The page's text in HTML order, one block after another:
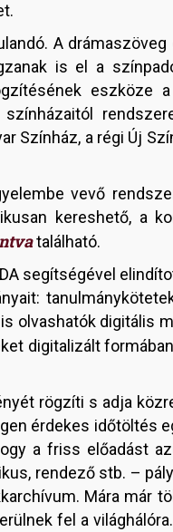
A
is el a
eszköze
a régi Új
vevő
kereshető, a
található.
segítségével
olvashatók digitális
digitalizált formában
rögzíti s adja
érdekes időtöltés
a friss előadást
rendező stb. –
Mára már
fel a